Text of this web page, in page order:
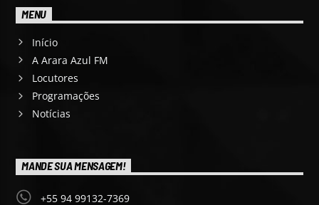
MENU
Início
A Arara Azul FM
Locutores
Programações
Notícias
MANDE SUA MENSAGEM!
+55 94 99132-7369